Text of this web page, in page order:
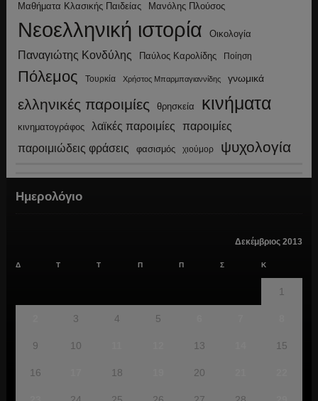
Μαθήματα Κλασικής Παιδείας Μανόλης Πλούσος
Νεοελληνική ιστορία Οικολογία
Παναγιώτης Κονδύλης Παύλος Καρολίδης Ποίηση
Πόλεμος Τουρκία Χρήστος Μπαρμπαγιαννίδης γνωμικά
ελληνικές παροιμίες θρησκεία κινήματα
κινηματογράφος λαϊκές παροιμίες παροιμίες
παροιμιώδεις φράσεις φασισμός χιούμορ ψυχολογία
Ημερολόγιο
Δεκέμβριος 2013
Δ Τ Τ Π Π Σ Κ
1
3 4 5
9 10 13 15
16 18 20